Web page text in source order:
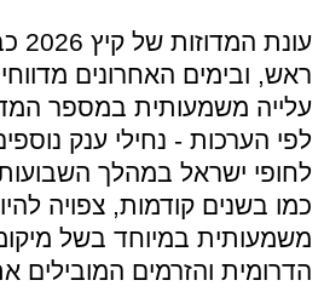
ראש, ובימים האחרונים
עלייה משמעותית במספר
לפי הערכות - נחילי ענק
לחופי ישראל במהלך
כמו בשנים קודמות, צפויה
משמעותית במיוחד בשל
הדרומית והזרמים המובילים